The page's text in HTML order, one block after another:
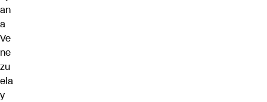
an
a
Ve
ne
zu
ela
y